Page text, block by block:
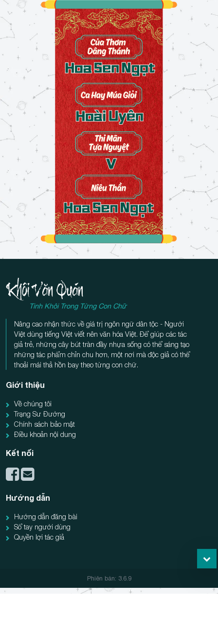
Tinh Khôi Trong Từng Con Chữ
Nâng cao nhận thức về giá trị ngôn ngữ dân tộc - Người
Việt dùng tiếng Việt viết nên văn hóa Việt. Để giúp các tác
giả trẻ, những cây bút tràn đầy nhựa sống có thể sáng tạo
những tác phẩm chỉn chu hơn, một nơi mà độc giả có thể
thoải mái thả hồn bay theo từng con chữ.
Giới thiệu
Về chúng tôi
Trạng Sư Đường
Chính sách bảo mật
Điều khoản nội dung
Kết nối
Hướng dẫn
Hướng dẫn đăng bài
Sổ tay người dùng
Quyền lợi tác giả
Phiên bản: 3.6.9